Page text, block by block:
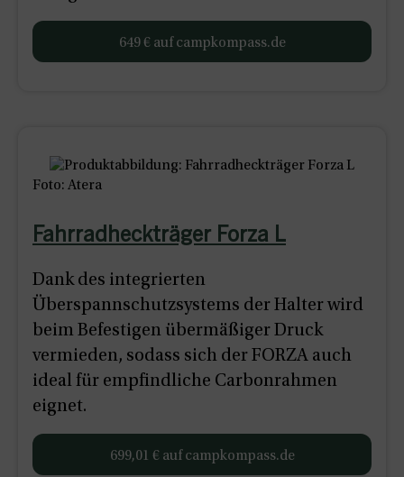
649 € auf campkompass.de
Foto: Atera
Fahrradheckträger Forza L
Dank des integrierten
Überspannschutzsystems der Halter wird
beim Befestigen übermäßiger Druck
vermieden, sodass sich der FORZA auch
ideal für empfindliche Carbonrahmen
eignet.
699,01 € auf campkompass.de